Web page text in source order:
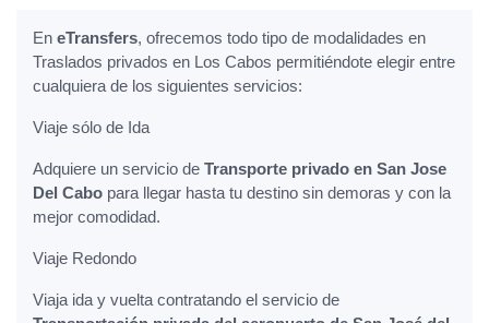
En eTransfers, ofrecemos todo tipo de modalidades en
Traslados privados en Los Cabos permitiéndote elegir entre
cualquiera de los siguientes servicios:
Viaje sólo de Ida
Adquiere un servicio de Transporte privado en San Jose
Del Cabo para llegar hasta tu destino sin demoras y con la
mejor comodidad.
Viaje Redondo
Viaja ida y vuelta contratando el servicio de